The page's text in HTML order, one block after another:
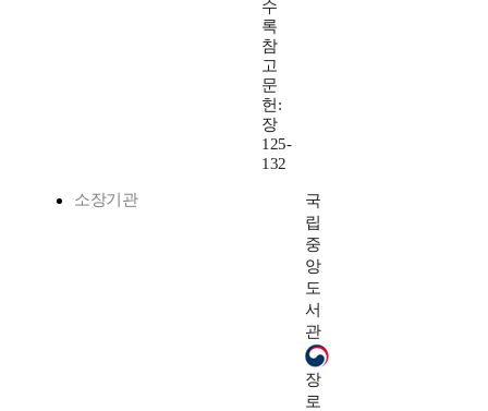
수
록
참
고
문
헌:
장
125-
132
소장기관
국
립
중
앙
도
서
관
장
로